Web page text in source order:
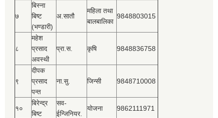
७
बिस्‍ना
बिष्‍ट
(भण्डारी)
अ.सातौ
महिला तथा
बालबालिका
9848803015
८
महेश
प्रसाद
अवस्थी
प्रा.स. कृषि 9848836758
९
दीपक
प्रसाद
पन्त
ना.सु. जिन्सी 9848710008
१०
बिरेन्द्र
बिष्‍ट
सव-
ईन्जिनियर.
योजना 9862111971